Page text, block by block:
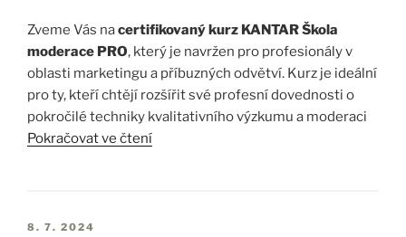
Mádlová – ředitelka Asociace společenské
odpovědnostiRadek Jaroš – horolezecDaniela Špinar –
divadelní režisérkaMartin Kozel – ředitel organizace
Učitel na živoAlžběta Solarczyk Krausová –
zakladatelka respectful AI
Konference se zaměří na budoucnost společnosti z
následovat neformální diskuse a občerstvení, což
Zveme Vás nacertifikovaný kurz KANTAR Škola
moderace PRO, který je navržen pro profesionály v
oblasti marketingu a příbuzných odvětví. Kurz je ideální
pro ty, kteří chtějí rozšířit své profesní dovednosti o
pokročilé techniky kvalitativního výzkumu a moderaci
rozhovorů a diskusních skupin.
zákazníků klíčová pro úspěšnou marketingovou
Pokračovat ve čtení
8. 7. 2024